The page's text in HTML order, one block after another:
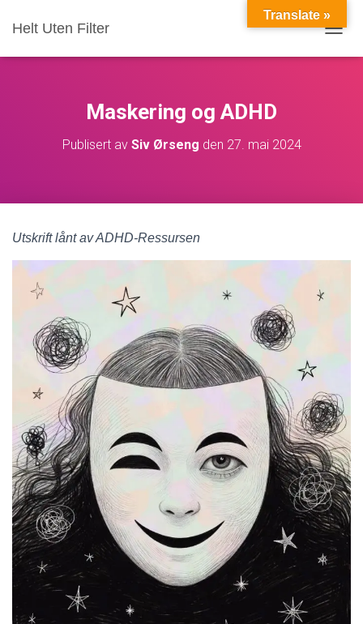
Helt Uten Filter
Maskering og ADHD
Publisert av Siv Ørseng den 27. mai 2024
Utskrift lånt av ADHD-Ressursen
Translate »